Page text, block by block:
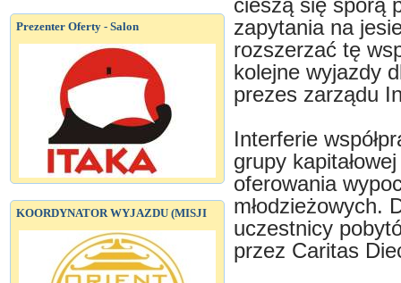
Prezenter Oferty - Salon
KOORDYNATOR WYJAZDU (MISJI
cieszą się sporą
zapytania na
rozszerzać tę
kolejne wyjazdy
prezes zarządu
Interferie
grupy
oferowania
młodzieżowych.
uczestnicy
przez Caritas